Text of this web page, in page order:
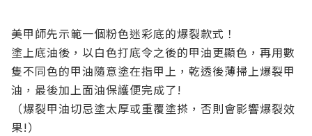
美甲師先示範一個粉色迷彩底的爆裂款式！
塗上底油後，以白色打底令之後的甲油更顯色，再用數
隻不同色的甲油隨意塗在指甲上，乾透後薄掃上爆裂甲
油，最後加上面油保護便完成了!
（爆裂甲油切忌塗太厚或重覆塗搽，否則會影響爆裂效
果!）